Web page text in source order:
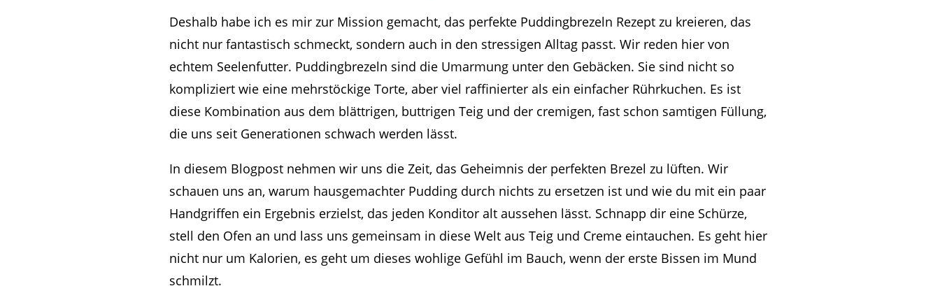
Deshalb habe ich es mir zur Mission gemacht, das perfekte Puddingbrezeln Rezept zu kreieren, das
nicht nur fantastisch schmeckt, sondern auch in den stressigen Alltag passt. Wir reden hier von
echtem Seelenfutter. Puddingbrezeln sind die Umarmung unter den Gebäcken. Sie sind nicht so
kompliziert wie eine mehrstöckige Torte, aber viel raffinierter als ein einfacher Rührkuchen. Es ist
diese Kombination aus dem blättrigen, buttrigen Teig und der cremigen, fast schon samtigen Füllung,
die uns seit Generationen schwach werden lässt.
In diesem Blogpost nehmen wir uns die Zeit, das Geheimnis der perfekten Brezel zu lüften. Wir
schauen uns an, warum hausgemachter Pudding durch nichts zu ersetzen ist und wie du mit ein paar
Handgriffen ein Ergebnis erzielst, das jeden Konditor alt aussehen lässt. Schnapp dir eine Schürze,
stell den Ofen an und lass uns gemeinsam in diese Welt aus Teig und Creme eintauchen. Es geht hier
nicht nur um Kalorien, es geht um dieses wohlige Gefühl im Bauch, wenn der erste Bissen im Mund
schmilzt.